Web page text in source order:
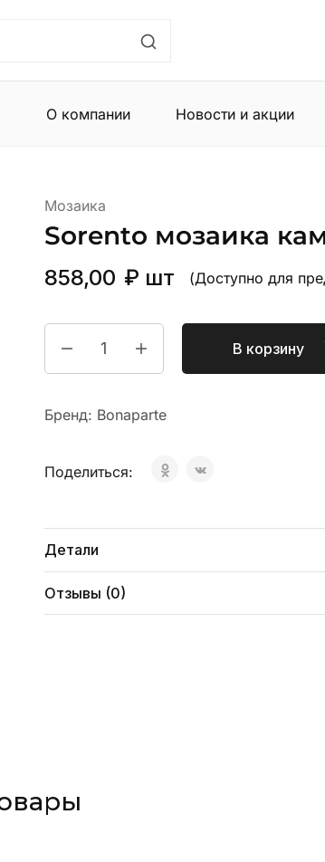
О компании Новости и акции
Мозаика
Sorento мозаика
858,00 ₽ шт (Доступно для
В корзину
Бренд: Bonaparte
Поделиться:
Детали
Отзывы (0)